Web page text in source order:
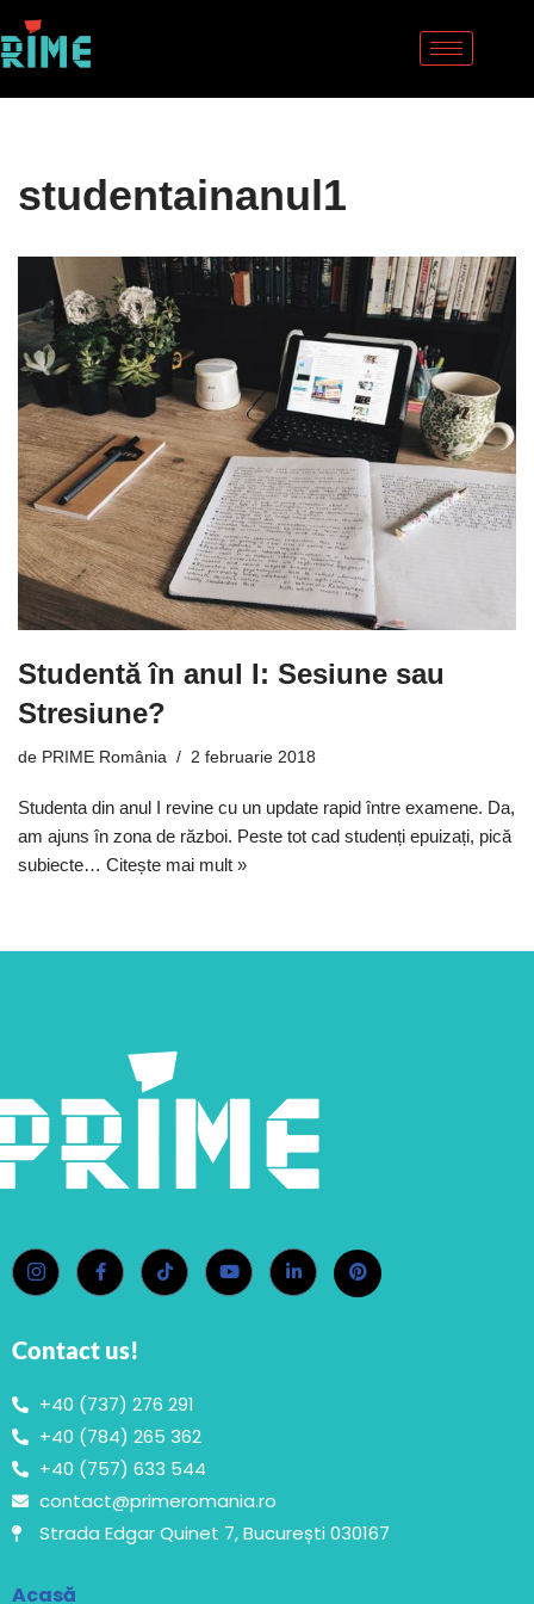
Sari
studentainanul1
Studentă în anul I: Sesiune sau
Stresiune?
de PRIME România 2 februarie 2018
Studenta din anul I revine cu un update rapid între examene. Da,
am ajuns în zona de război. Peste tot cad studenți epuizați, pică
subiecte… Citește mai mult »
Contact us!
+40 (737) 276 291
+40 (784) 265 362
+40 (757) 633 544
contact@primeromania.ro
Strada Edgar Quinet 7, București 030167
Acasă